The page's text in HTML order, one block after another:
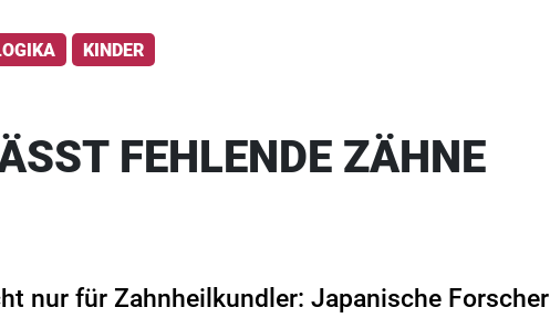
KINDER
FEHLENDE ZÄHNE
nur für Zahnheilkundler: Japanische Forscher